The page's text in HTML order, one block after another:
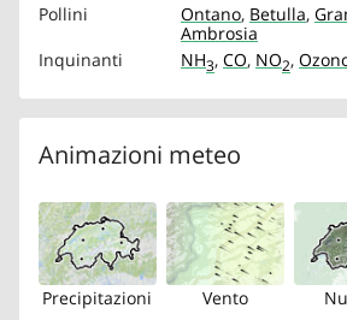
Pollini
Ontano, Betulla,
Ambrosia
Inquinanti
NH3, CO, NO2,
Animazioni meteo
Precipitazioni Vento